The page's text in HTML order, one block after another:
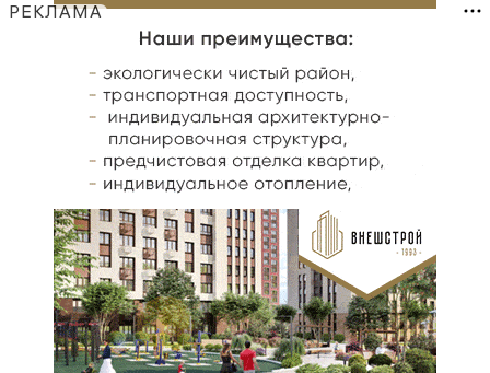
РЕКЛАМА